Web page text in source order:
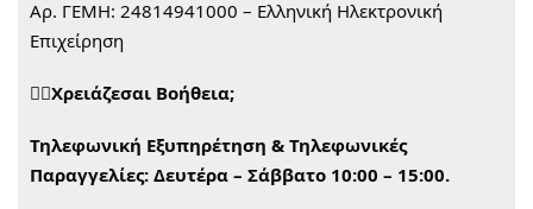
Αρ. ΓΕΜΗ: 24814941000 – Ελληνική Ηλεκτρονική
Επιχείρηση
🙋‍♀️Χρειάζεσαι Βοήθεια;
Τηλεφωνική Εξυπηρέτηση & Τηλεφωνικές
Παραγγελίες: Δευτέρα – Σάββατο 10:00 – 15:00.